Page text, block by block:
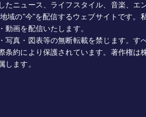
たニュース、ライフスタイル、音楽、エ
域の"今"を配信するウェブサイトです。
画を配信いたします。
真・図表等の無断転載を禁じます。す
条約により保護されています。著作権は
します。